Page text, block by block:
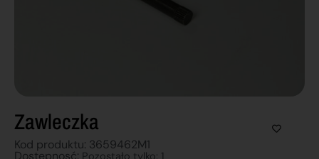
Zawleczka
Kod produktu: 3659462M1